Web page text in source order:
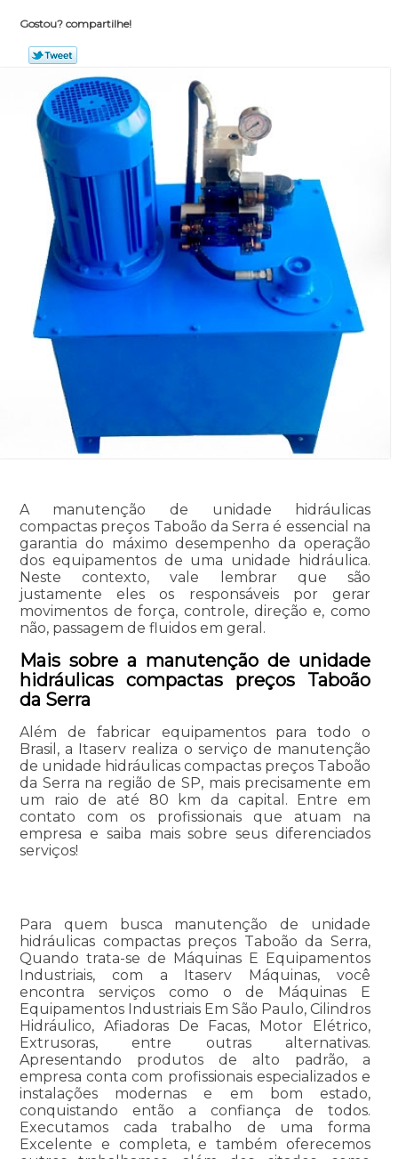
Gostou? compartilhe!
A manutenção de unidade hidráulicas
compactas preços Taboão da Serra é essencial na
garantia do máximo desempenho da operação
dos equipamentos de uma unidade hidráulica.
Neste contexto, vale lembrar que são
justamente eles os responsáveis por gerar
movimentos de força, controle, direção e, como
não, passagem de fluidos em geral.
Mais sobre a manutenção de unidade
hidráulicas compactas preços Taboão
da Serra
Além de fabricar equipamentos para todo o
Brasil, a Itaserv realiza o serviço de manutenção
de unidade hidráulicas compactas preços Taboão
da Serra na região de SP, mais precisamente em
um raio de até 80 km da capital. Entre em
contato com os profissionais que atuam na
empresa e saiba mais sobre seus diferenciados
serviços!
Para quem busca manutenção de unidade
hidráulicas compactas preços Taboão da Serra,
Quando trata-se de Máquinas E Equipamentos
Industriais, com a Itaserv Máquinas, você
encontra serviços como o de Máquinas E
Equipamentos Industriais Em São Paulo, Cilindros
Hidráulico, Afiadoras De Facas, Motor Elétrico,
Extrusoras, entre outras alternativas.
Apresentando produtos de alto padrão, a
empresa conta com profissionais especializados e
instalações modernas e em bom estado,
conquistando então a confiança de todos.
Executamos cada trabalho de uma forma
Excelente e completa, e também oferecemos